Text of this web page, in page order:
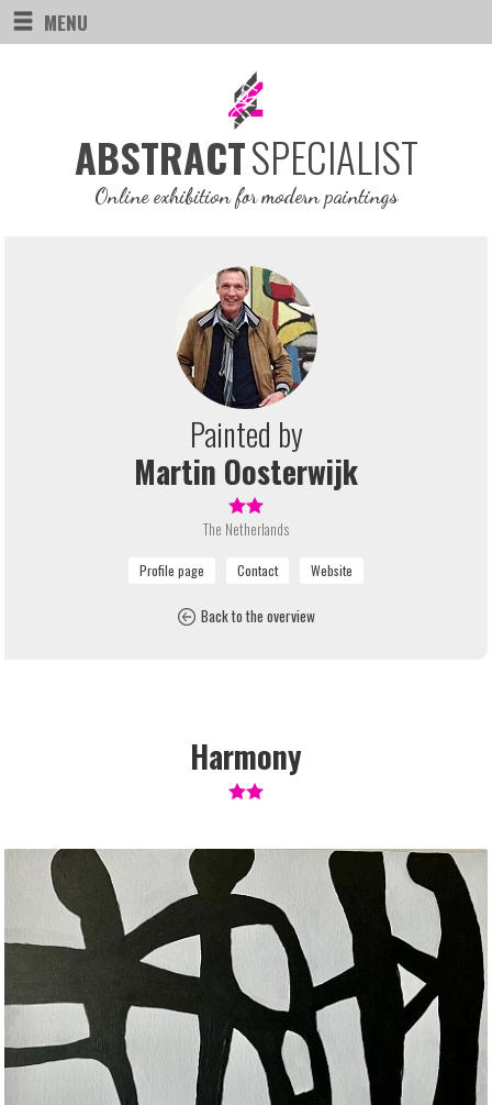
MENU
ABSTRACTSPECIALIST
Online exhibition for modern paintings
Painted by
Martin Oosterwijk
The Netherlands
Back to the overview
Harmony